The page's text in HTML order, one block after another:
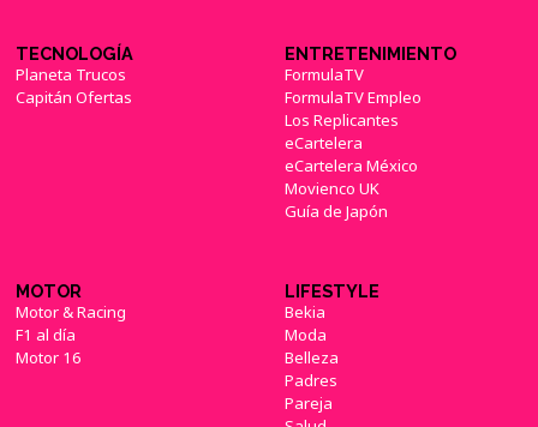
TECNOLOGÍA
Planeta Trucos
Capitán Ofertas
ENTRETENIMIENTO
FormulaTV
FormulaTV Empleo
Los Replicantes
eCartelera
eCartelera México
Movienco UK
Guía de Japón
MOTOR
Motor & Racing
F1 al día
Motor 16
LIFESTYLE
Bekia
Moda
Belleza
Padres
Pareja